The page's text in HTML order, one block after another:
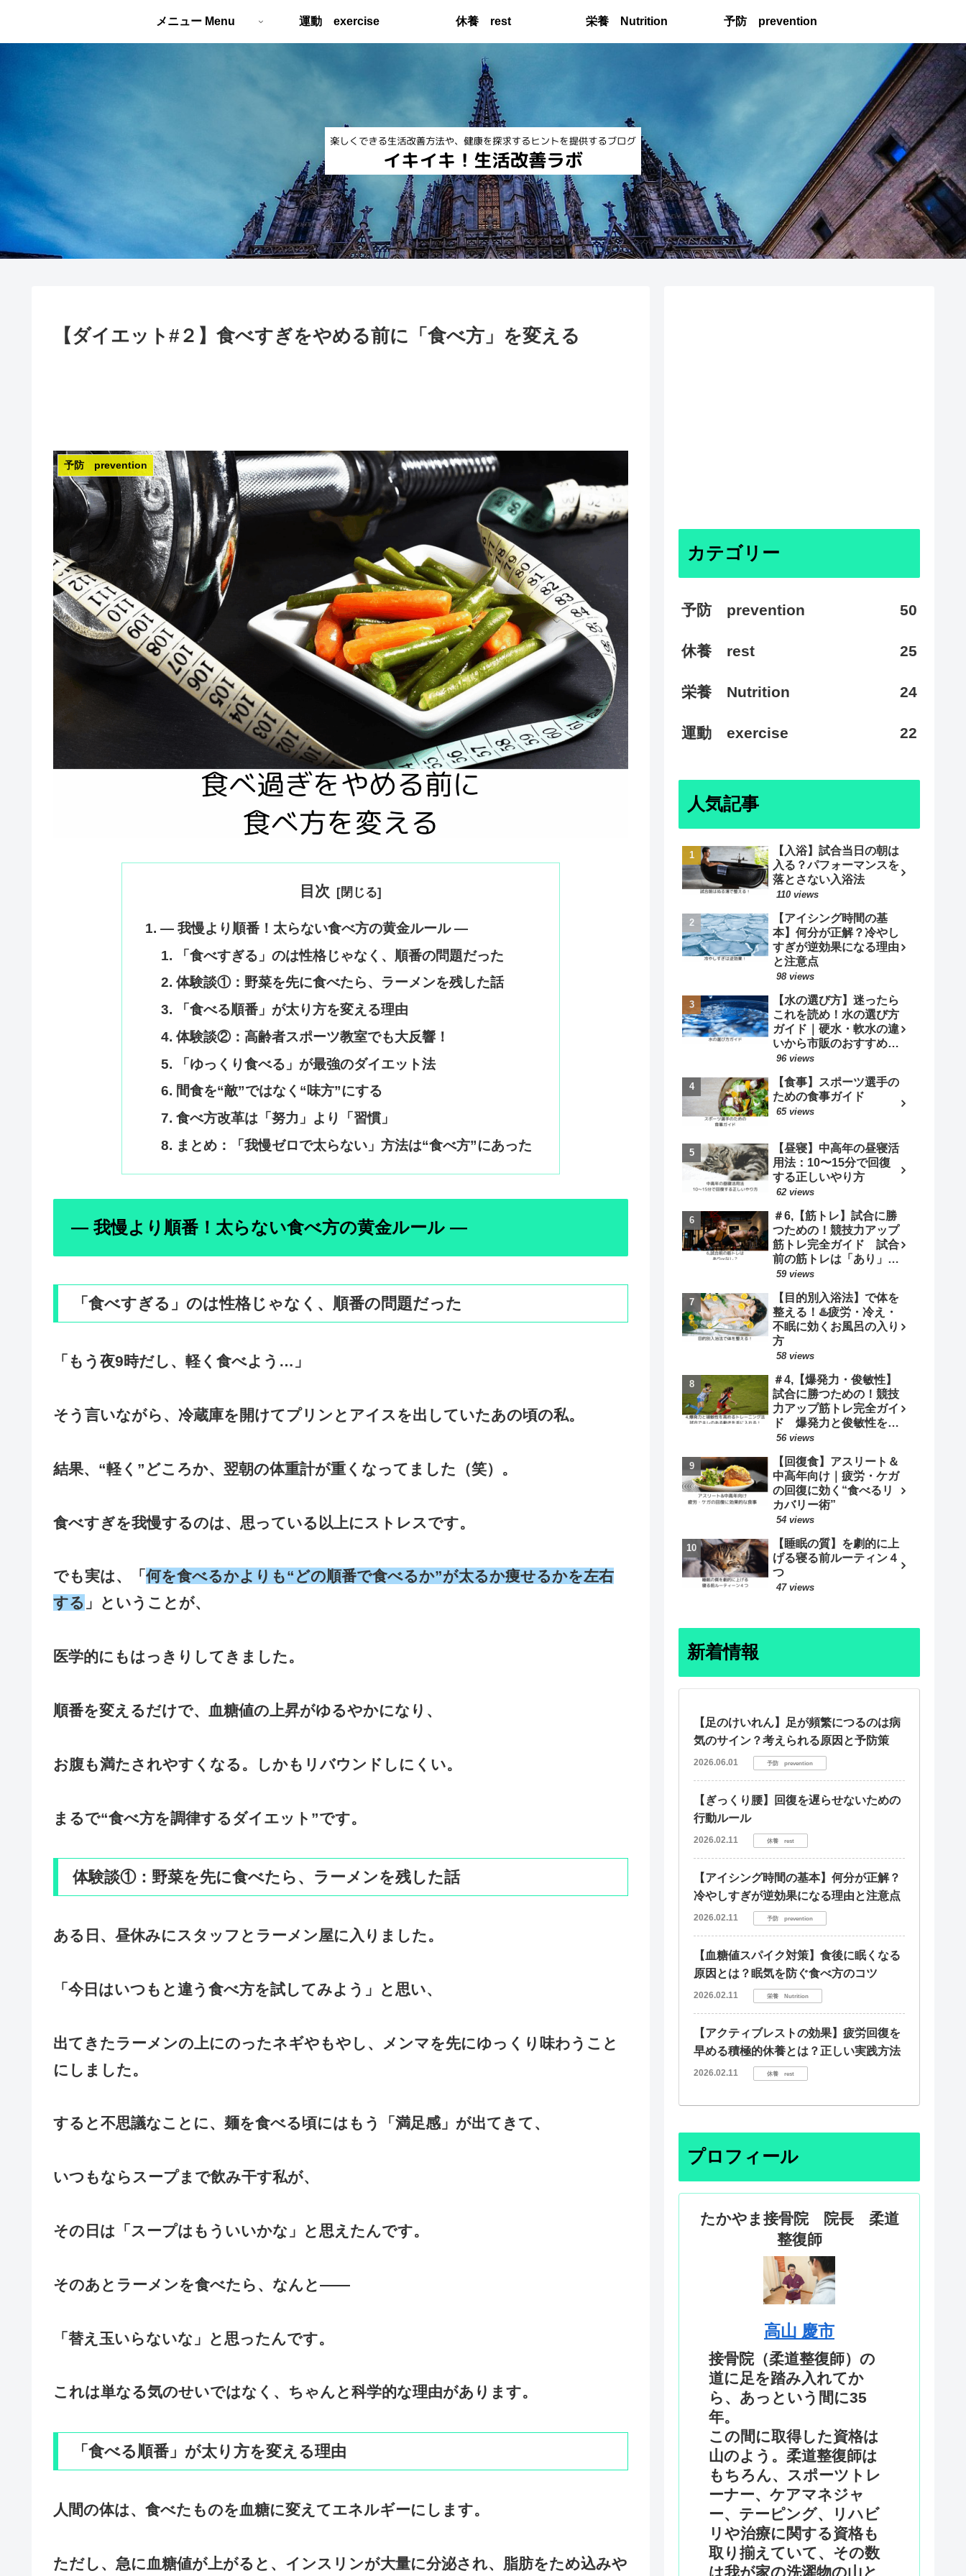
メニュー Menu 運動 exercise 休養 rest 栄養 Nutrition 予防 prevention
【ダイエット#２】食べすぎをやめる前に「食べ方」を変える
予防 prevention
目次
― 我慢より順番！太らない食べ方の黄金ルール ―
「食べすぎる」のは性格じゃなく、順番の問題だった
体験談①：野菜を先に食べたら、ラーメンを残した話
「食べる順番」が太り方を変える理由
体験談②：高齢者スポーツ教室でも大反響！
「ゆっくり食べる」が最強のダイエット法
間食を“敵”ではなく“味方”にする
食べ方改革は「努力」より「習慣」
まとめ：「我慢ゼロで太らない」方法は“食べ方”にあった
― 我慢より順番！太らない食べ方の黄金ルール ―
「食べすぎる」のは性格じゃなく、順番の問題だった
「もう夜9時だし、軽く食べよう…」
そう言いながら、冷蔵庫を開けてプリンとアイスを出していたあの頃の私。
結果、“軽く”どころか、翌朝の体重計が重くなってました（笑）。
食べすぎを我慢するのは、思っている以上にストレスです。
でも実は、「何を食べるかよりも“どの順番で食べるか”が太るか痩せるかを左右
する 」ということが、
医学的にもはっきりしてきました。
順番を変えるだけで、血糖値の上昇がゆるやかになり、
お腹も満たされやすくなる。しかもリバウンドしにくい。
まるで“食べ方を調律するダイエット”です。
体験談①：野菜を先に食べたら、ラーメンを残した話
ある日、昼休みにスタッフとラーメン屋に入りました。
「今日はいつもと違う食べ方を試してみよう」と思い、
出てきたラーメンの上にのったネギやもやし、メンマを先にゆっくり味わうこと
にしました。
すると不思議なことに、麺を食べる頃にはもう「満足感」が出てきて、
いつもならスープまで飲み干す私が、
その日は「スープはもういいかな」と思えたんです。
そのあとラーメンを食べたら、なんと――
「替え玉いらないな」と思ったんです。
これは単なる気のせいではなく、ちゃんと科学的な理由があります。
「食べる順番」が太り方を変える理由
人間の体は、食べたものを血糖に変えてエネルギーにします。
ただし、 急に血糖値が上がると、インスリンが大量に分泌され、脂肪をため込みや
カテゴリー
予防 prevention 50
休養 rest 25
栄養 Nutrition 24
運動 exercise 22
人気記事
【入浴】試合当日の朝は
入る？パフォーマンスを
落とさない入浴法
110 views
【アイシング時間の基
本】何分が正解？冷やし
すぎが逆効果になる理由
と注意点
98 views
【水の選び方】迷ったら
これを読め！水の選び方
ガイド｜硬水・軟水の違
いから市販のおすすめ商
品まで完全網羅！
96 views
【食事】スポーツ選手の
ための食事ガイド
65 views
【昼寝】中高年の昼寝活
用法：10〜15分で回復
する正しいやり方
62 views
＃6,【筋トレ】試合に勝
つための！競技力アップ
筋トレ完全ガイド 試合
前の筋トレは「あり」
or「なし」？
59 views
【目的別入浴法】で体を
整える！♨️疲労・冷え・
不眠に効くお風呂の入り
方
58 views
＃4,【爆発力・俊敏性】
試合に勝つための！競技
力アップ筋トレ完全ガイ
ド 爆発力と俊敏性を高
めるトレーニング法｜試
手に入れる！
56 views
【回復食】アスリート＆
中高年向け｜疲労・ケガ
の回復に効く“食べるリ
カバリー術”
54 views
【睡眠の質】を劇的に上
げる寝る前ルーティン４
つ
47 views
新着情報
【足のけいれん】足が頻繁につるのは病
気のサイン？考えられる原因と予防策
2026.06.01 予防 prevention
【ぎっくり腰】回復を遅らせないための
行動ルール
2026.02.11 休養 rest
【アイシング時間の基本】何分が正解？
冷やしすぎが逆効果になる理由と注意点
2026.02.11 予防 prevention
【血糖値スパイク対策】食後に眠くなる
原因とは？眠気を防ぐ食べ方のコツ
2026.02.11 栄養 Nutrition
【アクティブレストの効果】疲労回復を
早める積極的休養とは？正しい実践方法
2026.02.11 休養 rest
プロフィール
たかやま接骨院 院長 柔道
整復師
高山 慶市
接骨院（柔道整復師）の
道に足を踏み入れてか
ら、あっという間に35
年。
この間に取得した資格は
山のよう。柔道整復師は
もちろん、スポーツトレ
ーナー、ケアマネジャ
ー、テーピング、リハビ
リや治療に関する資格も
取り揃えていて、その数
は我が家の洗濯物の山と